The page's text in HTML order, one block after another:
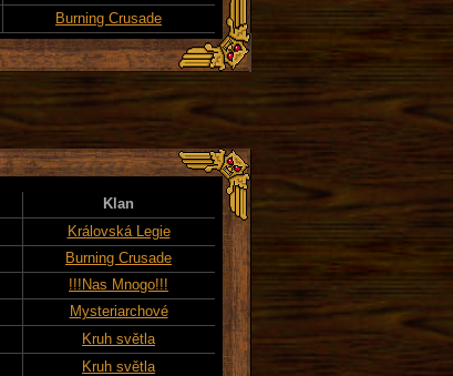
Burning Crusade
Klan
Královská Legie
Burning Crusade
!!!Nas Mnogo!!!
Mysteriarchové
Kruh světla
Kruh světla